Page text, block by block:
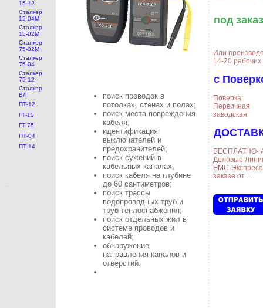
15-12
Сталкер
15-04М
Сталкер
15-02М
Сталкер
75-02М
Сталкер
75-04
Сталкер
75-12
Сталкер
ВЛ
ПТ-12
ГТ-15
ГТ-75
ПТ-04
ПТ-14
поиск проводок в
потолках, стенах и полах;
поиск места повреждения
кабеля;
идентификация
выключателей и
предохранителей;
поиск сужений в
кабельных каналах;
поиск кабеля на глубине
до 60 сантиметров;
поиск трассы
водопроводных труб и
труб теплоснабжения;
поиск отдельных жил в
системе проводов и
кабелей;
обнаружение
направления каналов и
отверстий.
под заказ
Или
14-20
с
Поверка:
Первичная
заводская
БЕСПЛАТНО-
Деловые
ЕМС-
заказе от ...